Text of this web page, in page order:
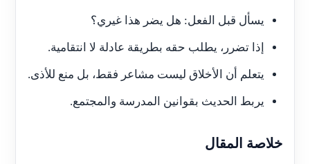
يسأل قبل الفعل: هل يضر هذا غيري؟
إذا تضرر، يطلب حقه بطريقة عادلة لا انتقامية.
يتعلم أن الأخلاق ليست مشاعر فقط، بل منع للأذى.
يربط الحديث بقوانين المدرسة والمجتمع.
خلاصة المقال